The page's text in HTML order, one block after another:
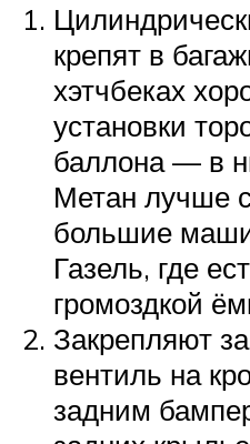
крепят в
хэтчбеках
установки
баллона — в
Метан лучше
большие
Газель, где
громоздкой
Закрепляют
вентиль на
задним